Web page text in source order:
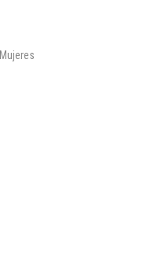
Mujeres